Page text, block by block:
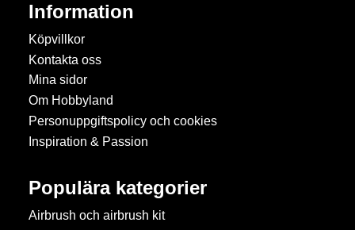
Information
Köpvillkor
Kontakta oss
Mina sidor
Om Hobbyland
Personuppgiftspolicy och cookies
Inspiration & Passion
Populära kategorier
Airbrush och airbrush kit